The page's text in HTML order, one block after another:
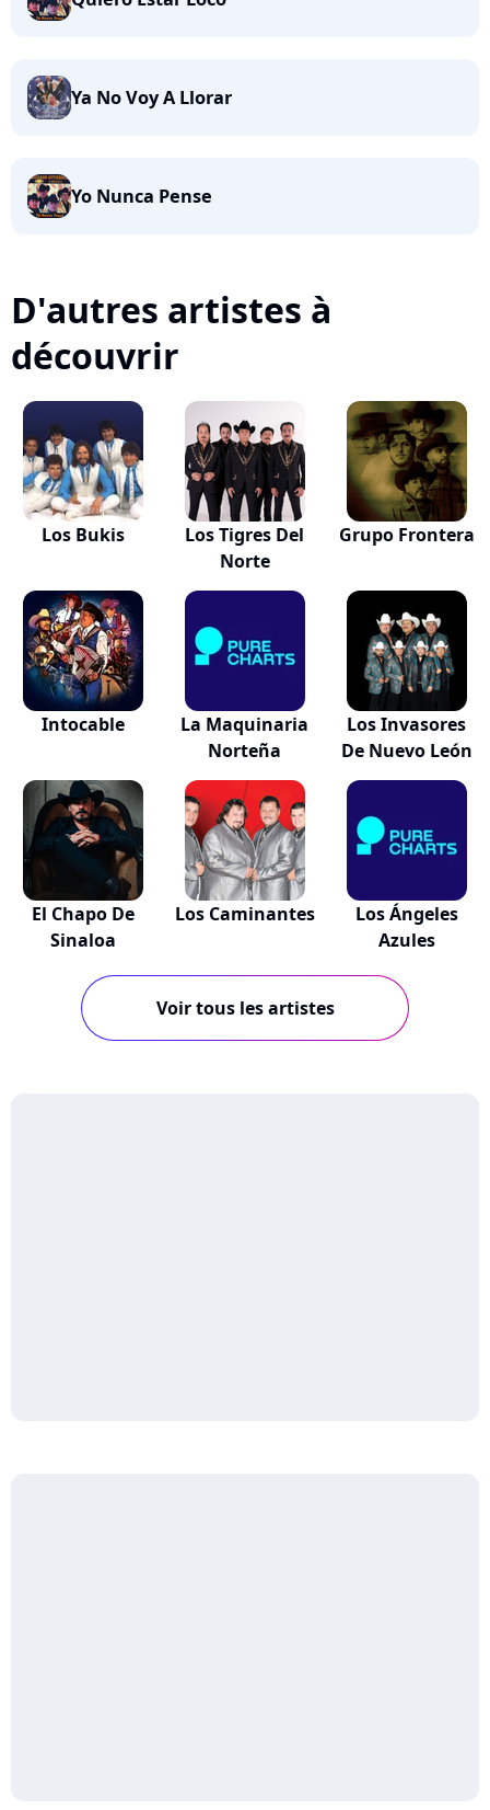
Ya No Voy A Llorar
Yo Nunca Pense
D'autres artistes à
découvrir
Los Bukis
Los Tigres Del
Norte
Grupo Frontera
Intocable
La Maquinaria
Norteña
Los Invasores
De Nuevo León
El Chapo De
Sinaloa
Los Caminantes
Los Ángeles
Azules
Voir tous les artistes